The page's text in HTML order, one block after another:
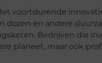
voortdurende
dozen en andere
Bedrijven die
planeet, maar ook